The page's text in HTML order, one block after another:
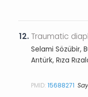
12. Traumatic
Selami Sözübir,
Arıtürk, Rıza
PMID:15688271